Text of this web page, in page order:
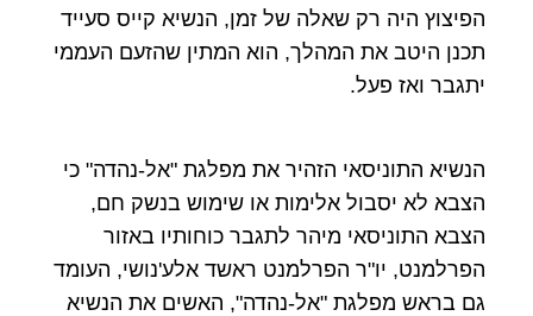
הפיצוץ היה רק שאלה של זמן, הנשיא קייס סעייד
תכנן היטב את המהלך, הוא המתין שהזעם העממי
יתגבר ואז פעל.
הנשיא התוניסאי הזהיר את מפלגת "אל-נהדה" כי
הצבא לא יסבול אלימות או שימוש בנשק חם,
הצבא התוניסאי מיהר לתגבר כוחותיו באזור
הפרלמנט, יו"ר הפרלמנט ראשד אלע'נושי, העומד
גם בראש מפלגת "אל-נהדה", האשים את הנשיא